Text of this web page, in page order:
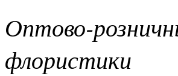
Оптово-
флористики